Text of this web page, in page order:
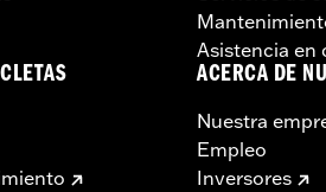
Asistencia en
ACERCA DE
Nuestra
Empleo
Inversores